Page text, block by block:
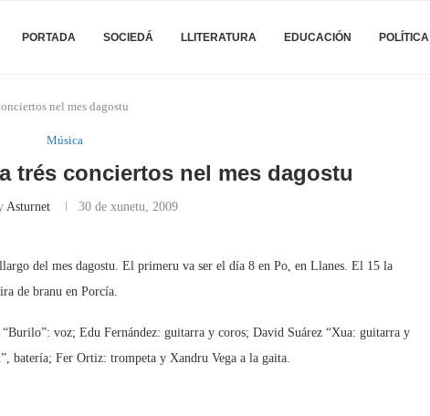
PORTADA SOCIEDÁ LLITERATURA EDUCACIÓN POLÍTICA
nel mes dagostu
Música
trés conciertos nel mes dagostu
Asturnet 30 de xunetu, 2009
del mes dagostu. El primeru va ser el día 8 en Po, en Llanes. El 15 la
de branu en Porcía.
voz; Edu Fernández: guitarra y coros; David Suárez “Xua: guitarra y
batería; Fer Ortiz: trompeta y Xandru Vega a la gaita.